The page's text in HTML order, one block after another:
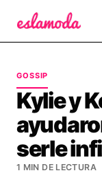
GOSSIP
Kylie y
serle
1 MIN DE LECTURA